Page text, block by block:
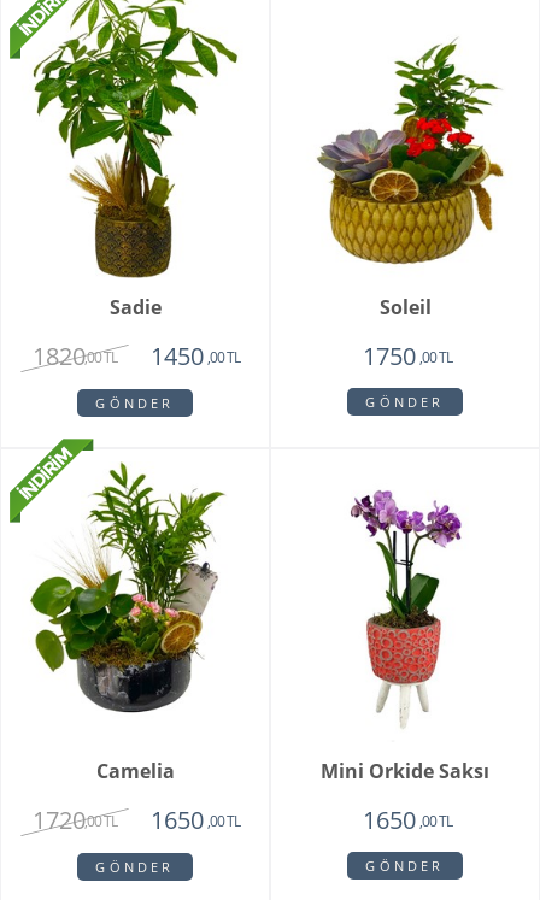
Sadie
1820,00 TL 1450 ,00 TL
GÖNDER
Soleil
1750 ,00 TL
GÖNDER
Camelia
1720,00 TL 1650,00 TL
GÖNDER
Mini Orkide Saksı
1650,00 TL
GÖNDER